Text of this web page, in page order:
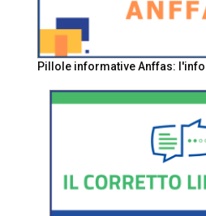
Pillole informative Anffas: